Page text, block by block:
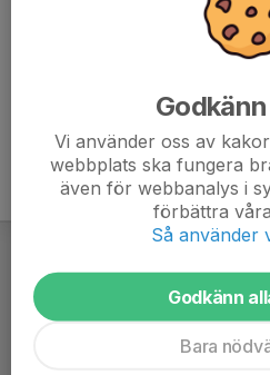
Vi använder oss av
webbplats ska fungera
även för webbanalys i
förbättra
Så använder
Godkänn
Bara